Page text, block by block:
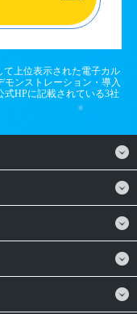
上位表示された電子カル
ンストレーション・導入
HPに記載されている3社